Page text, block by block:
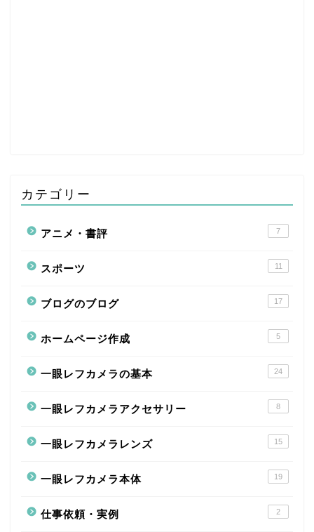
カテゴリー
アニメ・書評 7
スポーツ 11
ブログのブログ 17
ホームページ作成 5
一眼レフカメラの基本 24
一眼レフカメラアクセサリー 8
一眼レフカメラレンズ 15
一眼レフカメラ本体 19
仕事依頼・実例 2